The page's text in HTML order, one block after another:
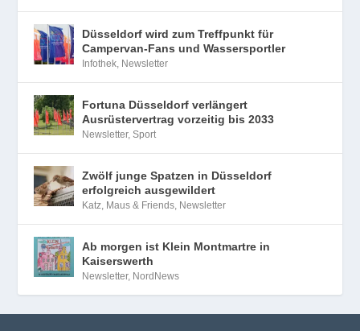
Düsseldorf wird zum Treffpunkt für
Campervan-Fans und Wassersportler
Infothek, Newsletter
Fortuna Düsseldorf verlängert
Ausrüstervertrag vorzeitig bis 2033
Newsletter,Sport
Zwölf junge Spatzen in Düsseldorf
erfolgreich ausgewildert
Katz, Maus & Friends, Newsletter
Ab morgen ist Klein Montmartre in
Kaiserswerth
Newsletter, NordNews